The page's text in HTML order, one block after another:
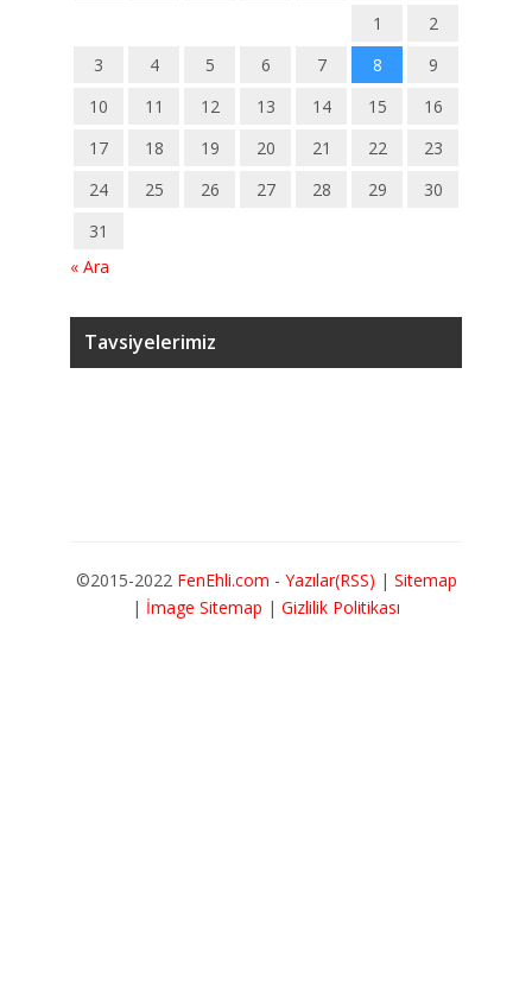
1
2
3
4 5 6 7 8
9
10
11 12 13 14 15
16
17
18 19 20 21 22
23
24
25 26 27 28 29
30
31
« Ara
Tavsiyelerimiz
©2015-2022 FenEhli.com - Yazılar(RSS) | Sitemap
| İmage Sitemap | Gizlilik Politikası